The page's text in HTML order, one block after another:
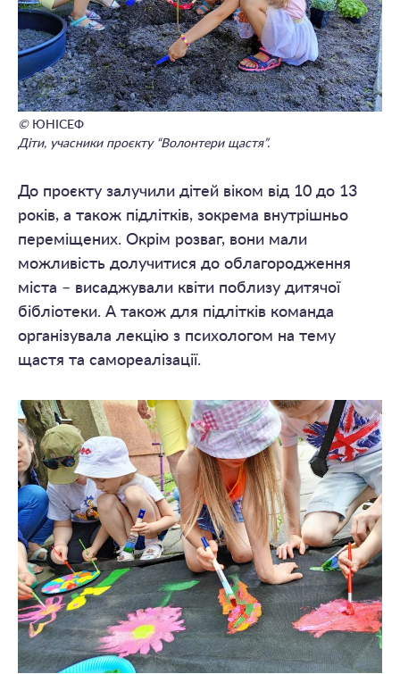
© ЮНІСЕФ
Діти, учасники проєкту “Волонтери щастя”.
До проєкту залучили дітей віком від 10 до 13
років, а також підлітків, зокрема внутрішньо
переміщених. Окрім розваг, вони мали
можливість долучитися до облагородження
міста – висаджували квіти поблизу дитячої
бібліотеки. А також для підлітків команда
організувала лекцію з психологом на тему
щастя та самореалізації.